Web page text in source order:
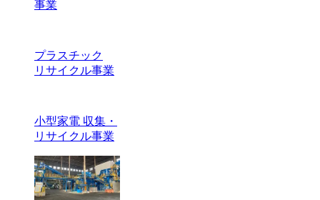
事業
プラスチック
リサイクル事業
小型家電 収集・
リサイクル事業